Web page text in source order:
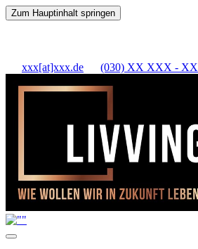
Zum Hauptinhalt springen
xxx[at]xxx.de (030) XX XXX - XX